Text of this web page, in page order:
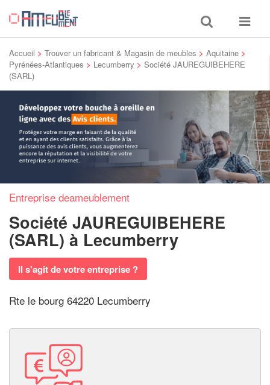
Toggle
search
Toggle
Accueil > Trouver un fabricant & Magasin de meubles > Aquitaine >
Pyrénées-Atlantiques > Lecumberry > Société JAUREGUIBEHERE
(SARL)
Entreprise deameublement
Société JAUREGUIBEHERE
(SARL) à Lecumberry
Il s'agit de votre entreprise ?
Rte le bourg 64220 Lecumberry